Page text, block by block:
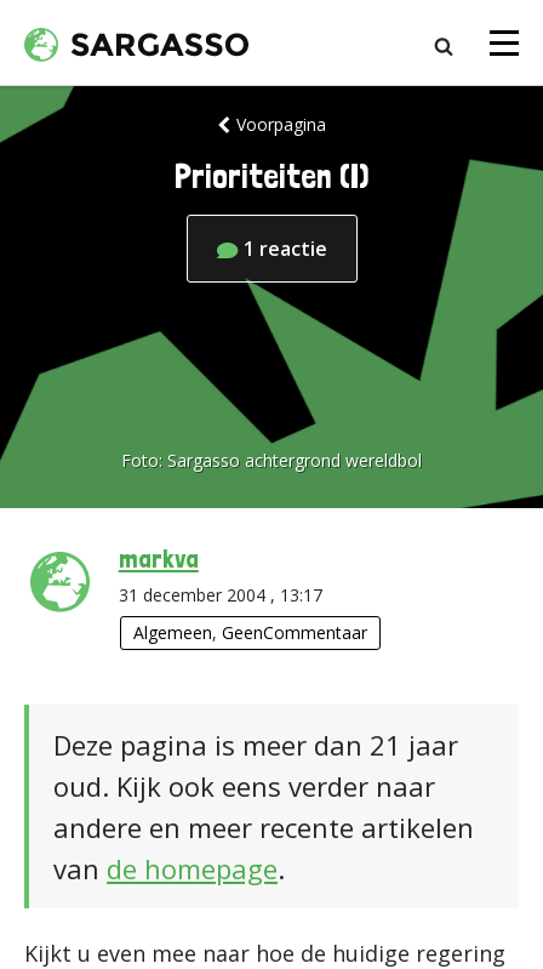
Voorpagina
Prioriteiten (I)
1 reactie
Foto: Sargasso achtergrond wereldbol
markva
31 december 2004 , 13:17
Algemeen, GeenCommentaar
Deze pagina is meer dan 21 jaar
oud. Kijk ook eens verder naar
andere en meer recente artikelen
van de homepage.
Kijkt u even mee naar hoe de huidige regering